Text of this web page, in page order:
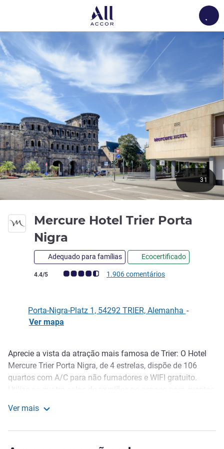
Mercure Hotel Trier Porta
Nigra
Adequado para famílias Ecocertificado
Nota clientes Avis (Classificação ALL)
4.4/5 1.906 comentários
31
Porta-Nigra-Platz 1, 54292 TRIER, Alemanha -
Ver mapa
Descrição
Aprecie a vista da atração mais famosa de Trier: O Hotel
Mercure Trier Porta Nigra, de 4 estrelas, dispõe de 106
quartos com A/C para não fumadores e WIFI gratuito.
A estação de comboios principal fica a 500 metros,
Ver mais